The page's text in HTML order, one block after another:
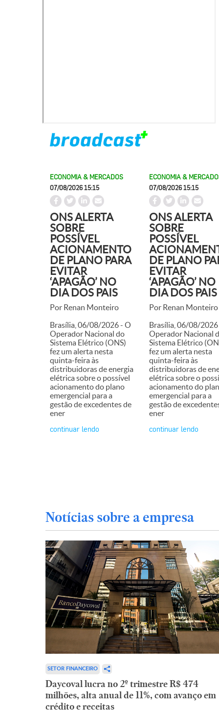
ECONOMIA & MERCADOS
07/08/2026 15:15
ONS ALERTA
SOBRE
POSSÍVEL
ACIONAMENTO
DE PLANO PARA
EVITAR
‘APAGÃO’ NO
DIA DOS PAIS
Por Renan Monteiro
Brasília, 06/08/2026 - O
Operador Nacional do
Sistema Elétrico (ONS)
fez um alerta nesta
quinta-feira às
distribuidoras de energia
elétrica sobre o possível
acionamento do plano
emergencial para a
gestão de excedentes de
ener
continuar lendo
ECONOMIA &
07/08/2026 15:15
ONS ALERTA
SOBRE
POSSÍVEL
DE PLANO
EVITAR
‘APAGÃO’ NO
DIA DOS PAIS
Por Renan Monteiro
Brasília, 06/08/2026
Operador Nacional
Sistema Elétrico
fez um alerta nesta
quinta-feira às
distribuidoras de
elétrica sobre o
acionamento do
emergencial para a
gestão de
ener
continuar lendo
Notícias sobre a empresa
SETOR FINANCEIRO
Daycoval lucra no 2º trimestre R$ 474
milhões, alta anual de 11%, com avanço em
crédito e receitas